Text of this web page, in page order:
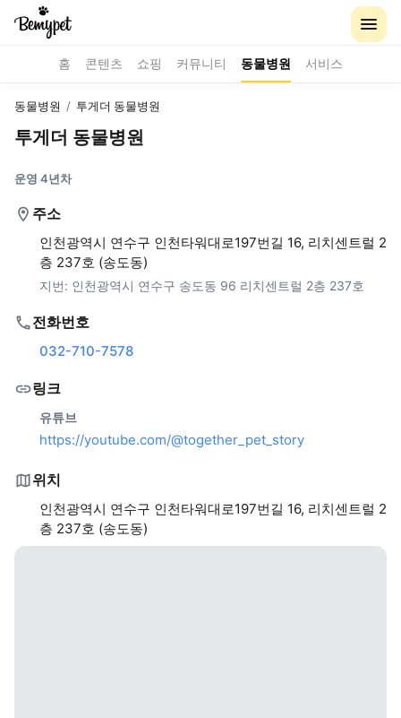
홈 콘텐츠 쇼핑 커뮤니티 동물병원 서비스
동물병원 / 투게더 동물병원
투게더 동물병원
운영 4년차
주소
인천광역시 연수구 인천타워대로197번길 16, 리치센트럴 2
층 237호 (송도동)
지번: 인천광역시 연수구 송도동 96 리치센트럴 2층 237호
전화번호
032-710-7578
링크
유튜브
https://youtube.com/@together_pet_story
위치
인천광역시 연수구 인천타워대로197번길 16, 리치센트럴 2
층 237호 (송도동)